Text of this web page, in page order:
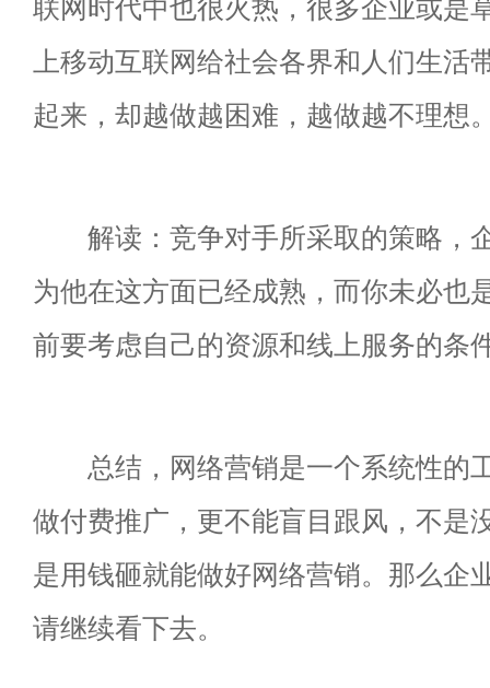
联网时代中也很火热，很多企业或是
上移动互联网给社会各界和人们生
起来，却越做越困难，越做越不理想
解读：竞争对手所采取的策略，
为他在这方面已经成熟，而你未必也
前要考虑自己的资源和线上服务的条
总结，网络营销是一个系统性的
做付费推广，更不能盲目跟风，不是
是用钱砸就能做好网络营销。那么企
请继续看下去。